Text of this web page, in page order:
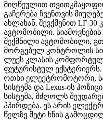
მიღწეულით
გაჩერება ჩვენთვის
ახლახან, შევქმენით LF-
ავტომობილი.
შექმნილი ავტომობილი,
მორგებულ კონტროლის
ლუქს კლასის კომფორტულ
ფუტურისტულ
ოთხი ელექტრომოტორი,
სისტემა და Lexus-ის
სისტემა, მძღოლს
ჰპირდება. ეს არის
წელზე მეტი ხნის